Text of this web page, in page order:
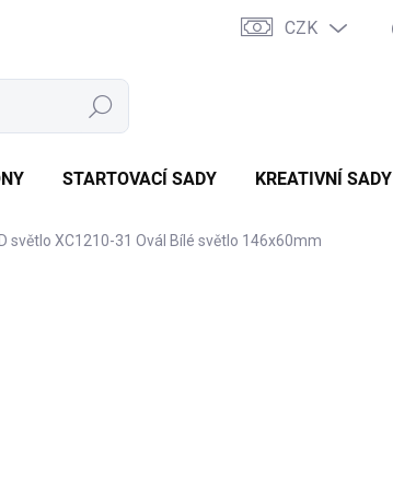
CZK
Hledat
STARTOVACÍ SADY KREATIVNÍ SADY
světlo XC1210-31 Ovál Bílé světlo 146x60mm